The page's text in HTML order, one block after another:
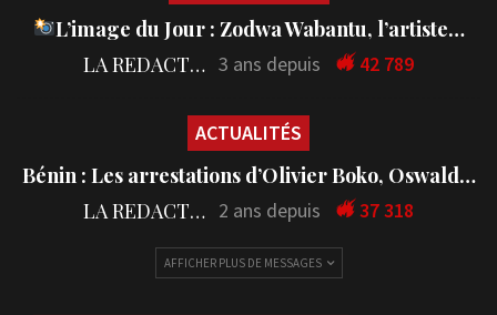
L’image du Jour : Zodwa Wabantu, l’artiste…
LA REDACTION 3 ans depuis 42 789
ACTUALITÉS
Bénin : Les arrestations d’Olivier Boko, Oswald…
LA REDACTION 2 ans depuis 37 318
AFFICHER PLUS DE MESSAGES